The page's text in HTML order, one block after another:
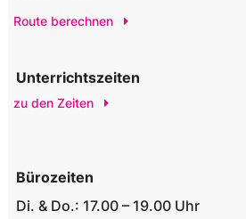
Route berechnen
Unterrichtszeiten
zu den Zeiten
Bürozeiten
Di. & Do.: 17.00 – 19.00 Uhr